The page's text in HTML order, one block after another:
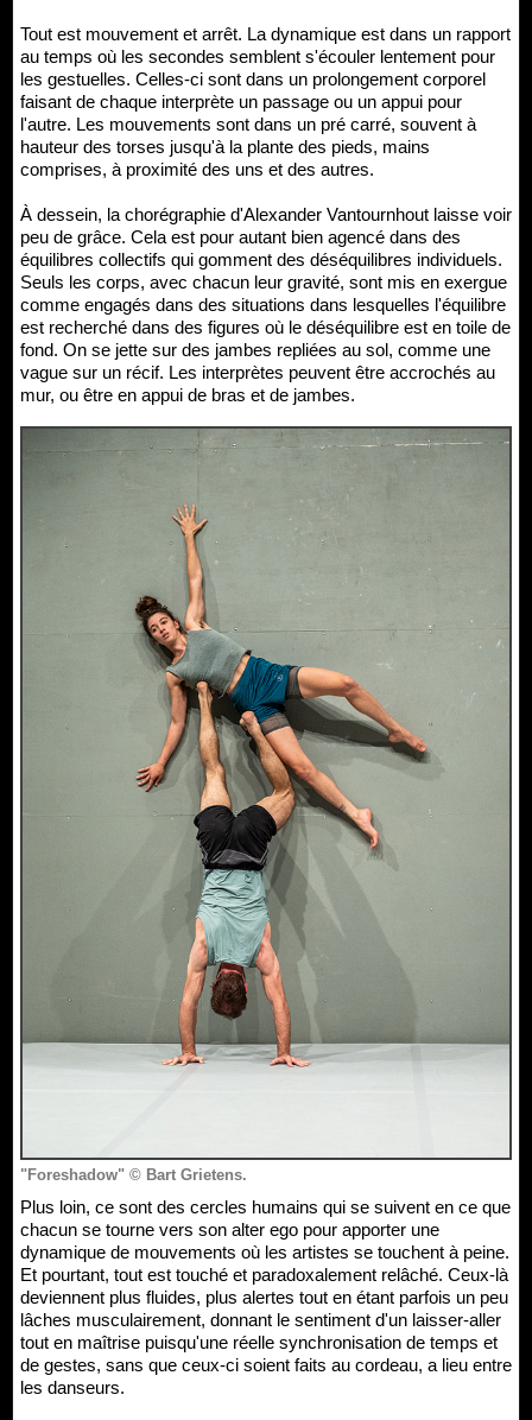
Tout est mouvement et arrêt. La dynamique est dans un rapport
au temps où les secondes semblent s'écouler lentement pour
les gestuelles. Celles-ci sont dans un prolongement corporel
faisant de chaque interprète un passage ou un appui pour
l'autre. Les mouvements sont dans un pré carré, souvent à
hauteur des torses jusqu'à la plante des pieds, mains
comprises, à proximité des uns et des autres.
À dessein, la chorégraphie d'Alexander Vantournhout laisse voir
peu de grâce. Cela est pour autant bien agencé dans des
équilibres collectifs qui gomment des déséquilibres individuels.
Seuls les corps, avec chacun leur gravité, sont mis en exergue
comme engagés dans des situations dans lesquelles l'équilibre
est recherché dans des figures où le déséquilibre est en toile de
fond. On se jette sur des jambes repliées au sol, comme une
vague sur un récif. Les interprètes peuvent être accrochés au
mur, ou être en appui de bras et de jambes.
"Foreshadow" © Bart Grietens.
Plus loin, ce sont des cercles humains qui se suivent en ce que
chacun se tourne vers son alter ego pour apporter une
dynamique de mouvements où les artistes se touchent à peine.
Et pourtant, tout est touché et paradoxalement relâché. Ceux-là
deviennent plus fluides, plus alertes tout en étant parfois un peu
lâches musculairement, donnant le sentiment d'un laisser-aller
tout en maîtrise puisqu'une réelle synchronisation de temps et
de gestes, sans que ceux-ci soient faits au cordeau, a lieu entre
les danseurs.